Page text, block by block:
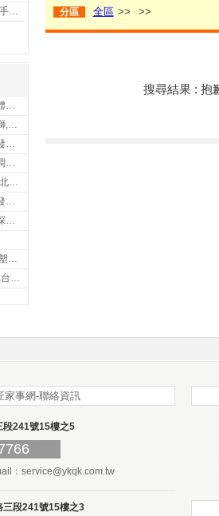
李克手機-給您便宜好手機-手機收購,屏東手機收購
萬環機械股份有限公司-粉體塗裝設備,輸送機,輸送機設備,台南輸送機
同仁堂國術獅藝館-舞龍舞獅,台中舞龍舞獅
台南蔬菜批發-全豐蔬菜批發專送/台南蔬菜箱宅配到府
上水立方空調工程-中央空調規劃,台北中央空調規劃
隆億銘板有限公司-銘板-台北銘板-板橋銘板
台灣袋業企業有限公司-東發企業社/台中太空袋/太空包
年達行商業有限公司-冷媒探漏儀,壓力錶組,真空泵浦,台北冷凍空調材料
大桐模具-塑膠射出廠,台北塑膠射出廠
財神園藝-草皮批發,地毯草,台北草,彰化地毯草,彰化台北草
分區 全區 >> >>
搜尋結果 : 抱
家事網-聯絡資訊
段241號15樓之5
： service@ykqk.com.tw
三段241號15樓之3